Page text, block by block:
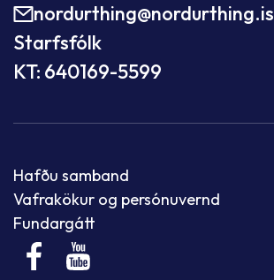
nordurthing@nordurthing.is
Starfsfólk
KT: 640169-5599
Hafðu samband
Vafrakökur og persónuvernd
Fundargátt